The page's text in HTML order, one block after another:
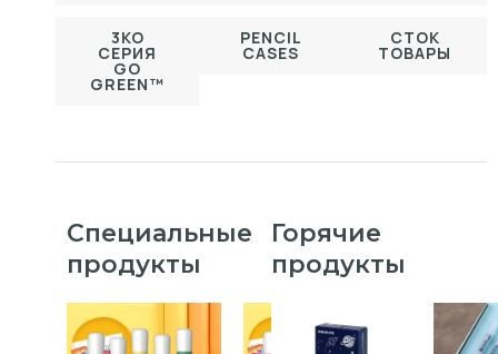
3KO
CEPИЯ
GO
GREEN™
PENCIL
CASES
CTОK
TОВАРЫ
Специальные
продукты
Горячие
продукты